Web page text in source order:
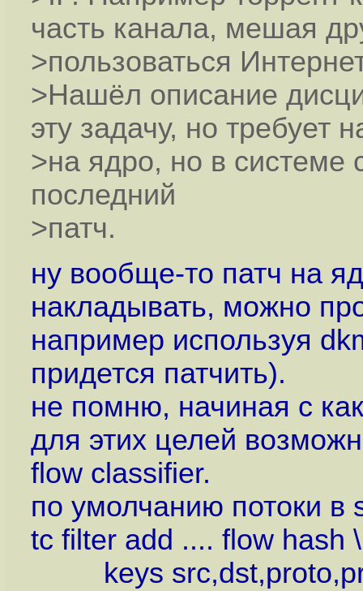
часть канала, мешая
>пользоваться
>Нашёл описание
эту задачу, но требует
>на ядро, но в системе
последний
>патч.
ну вообще-то патч на
накладывать, можно
например используя
придется патчить).
не помню, начиная с
для этих целей
flow classifier.
по умолчанию потоки в
tc filter add .... flow hash \
keys